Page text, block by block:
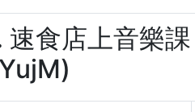
食店上音樂